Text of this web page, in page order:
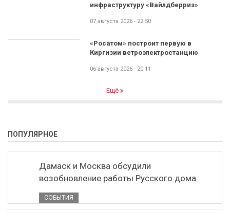
инфраструктуру «Вайлдберриз»
07 августа 2026 - 22:50
«Росатом» построит первую в
Киргизии ветроэлектростанцию
06 августа 2026 - 20:11
Ещё
ПОПУЛЯРНОЕ
Дамаск и Москва обсудили
возобновление работы Русского дома
СОБЫТИЯ